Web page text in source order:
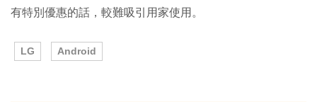
有特別優惠的話，較難吸引用家使用。
LG Android